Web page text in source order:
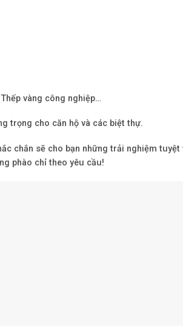
vàng công nghiệp…
trọng cho căn hộ và các biệt thự.
chắn sẽ cho bạn những trải nghiệm tuyệt
phào chỉ theo yêu cầu!